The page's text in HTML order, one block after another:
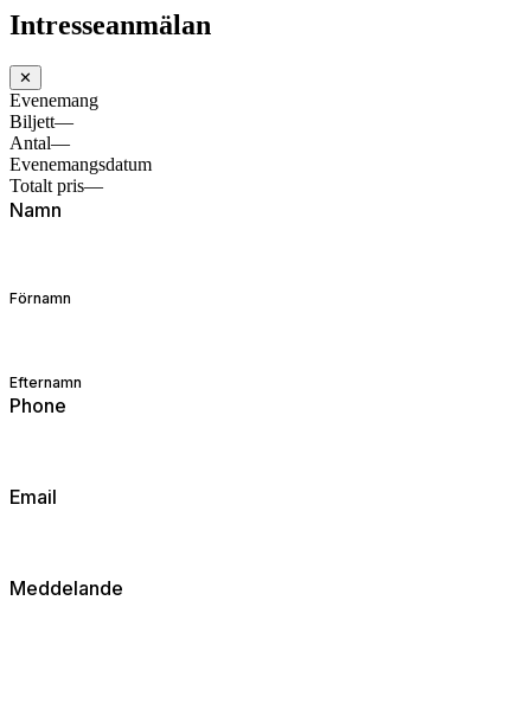
Intresseanmälan
✕
Evenemang
Biljett—
Antal—
Evenemangsdatum
Totalt pris—
Namn
Förnamn
Efternamn
Phone
Email
Meddelande